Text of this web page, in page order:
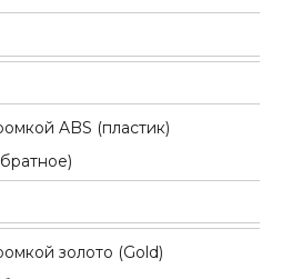
ABS (пластик)
золото (Gold)